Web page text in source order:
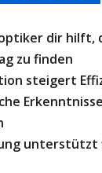
dir hilft,
zu finden
steigert
unterstützt